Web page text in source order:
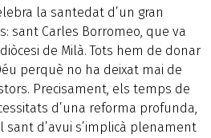
la santedat d’un gran
sant Carles Borromeo, que va
de Milà. Tots hem de donar
perquè no ha deixat mai de
Precisament, els temps de
d’una reforma profunda,
sant d’avui s’implicà plenament